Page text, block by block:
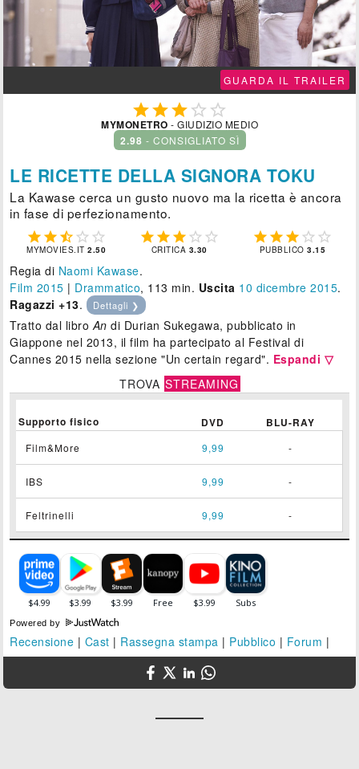
GUARDA IL TRAILER
  
MYMONETRO - GIUDIZIO MEDIO
2.98 - CONSIGLIATO SÌ
LE RICETTE DELLA SIGNORA TOKU
La Kawase cerca un gusto nuovo ma la ricetta è ancora
in fase di perfezionamento.
    
MYMOVIES.IT2.50
    
CRITICA 3.30
    
PUBBLICO3.15
Regia di Naomi Kawase.
Film 2015 | Drammatico, 113 min. Uscita 10 dicembre 2015.
Ragazzi +13. Dettagli ❯
Tratto dal libro An di Durian Sukegawa, pubblicato in
Giappone nel 2013, il film ha partecipato al Festival di
Cannes 2015 nella sezione "Un certain regard". Espandi ▽
TROVA STREAMING
Supporto fisico DVD BLU-RAY
Film&More 9,99 -
IBS 9,99 -
Feltrinelli 9,99 -
Powered by
Recensione | Cast | Rassegna stampa | Pubblico | Forum |